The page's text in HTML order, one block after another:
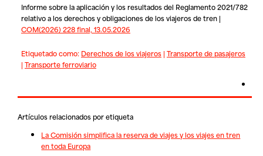
Informe sobre la aplicación y los resultados del Reglamento 2021/782
relativo a los derechos y obligaciones de los viajeros de tren |
COM(2026) 228 final, 13.05.2026
Etiquetado como: Derechos de los viajeros| Transporte de pasajeros
| Transporte ferroviario
Artículos relacionados por etiqueta
La Comisión simplifica la reserva de viajes y los viajes en tren
en toda Europa